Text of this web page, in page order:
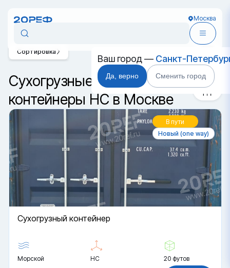
Москва
Ваш город — Санкт-
Да, верно Сменить город
Сухогрузные морские
контейнеры HC в Москве
Сортировка
В пути
Новый (one way)
Cухогрузный контейнер
Морской HC 20 футов